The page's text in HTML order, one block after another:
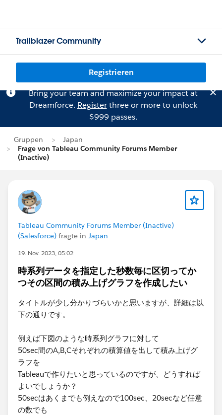
Trailblazer Community
Registrieren
Bring your team and maximize your impact at
Dreamforce. Registerthree or more to unlock
$999 passes.
Gruppen
Japan
Frage von Tableau Community Forums Member
(Inactive)
Tableau Community Forums Member (Inactive)
(Salesforce) fragte in Japan
19. Nov. 2023, 05:02
時系列データを指定した秒数毎に区切ってか
つその区間の積み上げグラフを作成したい
タイトルが少し分かりづらいかと思いますが、詳細は以
下の通りです。
例えば下図のような時系列グラフに対して
50sec間のA,B,Cそれぞれの積算値を出して積み上げグ
ラフを
Tableauで作りたいと思っているのですが、どうすれば
よいでしょうか？
50secはあくまでも例えなので100sec、20secなど任意
の数でも